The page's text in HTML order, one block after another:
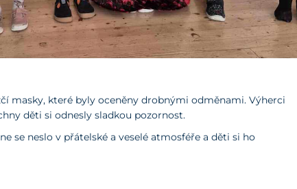
které byly oceněny drobnými odměnami. Výherci
děti si odnesly sladkou pozornost.
neslo v přátelské a veselé atmosféře a děti si ho